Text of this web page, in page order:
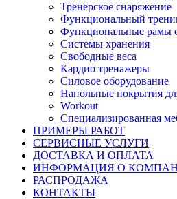
Тренерское снаряжение
Функциональный
Функциональные рамы
Системы хранения
Свободные веса
Кардио тренажеры
Силовое оборудование
Напольные покрытия
Workout
Специализированная
ПРИМЕРЫ РАБОТ
СЕРВИСНЫЕ УСЛУГИ
ДОСТАВКА И ОПЛАТА
ИНФОРМАЦИЯ О
РАСПРОДАЖА
КОНТАКТЫ